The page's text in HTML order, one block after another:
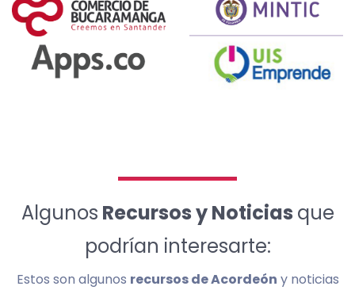
Algunos Recursos y Noticias que
podrían interesarte:
Estos son algunos recursos de Acordeón y noticias